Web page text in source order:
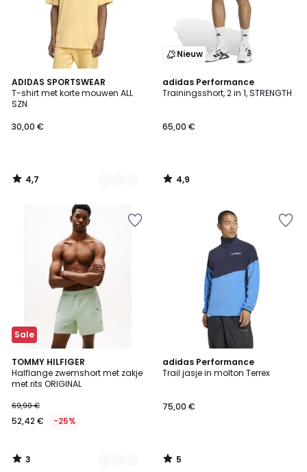
ADIDAS SPORTSWEAR
T-shirt met korte mouwen ALL
SZN
30,00 €
4,7
/ 5
5
Kleuren
4,7
/
Nieuw
adidas Performance
Trainingsshort, 2 in 1, STRENGTH
65,00 €
4,9
/ 5
4,9
/
Sale
TOMMY HILFIGER
Halflange zwemshort met zakje
met rits ORIGINAL
69,90 €
52,42 € -25%
3
/
5
6
Kleuren
3
/
adidas Performance
Trail jasje in molton Terrex
75,00 €
5
/
5
/